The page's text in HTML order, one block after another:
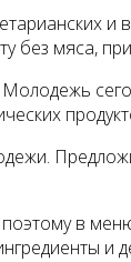
без мяса,
в
и